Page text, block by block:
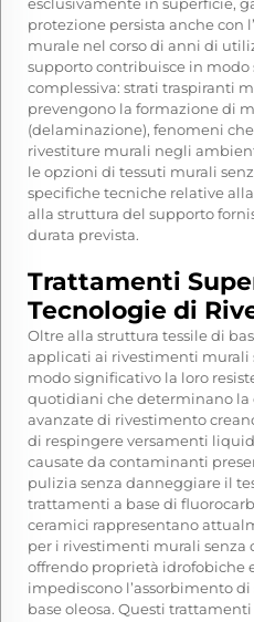
protezione persista anche con
murale nel corso di anni di
supporto contribuisce in
complessiva: strati traspiranti
prevengono la formazione di
(delaminazione), fenomeni
rivestiture murali negli
le opzioni di tessuti murali
specifiche tecniche relative
alla struttura del supporto
durata prevista.
Trattamenti
Tecnologie di
Oltre alla struttura tessile di
applicati ai rivestimenti murali
modo significativo la loro
quotidiani che determinano la
avanzate di rivestimento
di respingere versamenti
causate da contaminanti
pulizia senza danneggiare il
trattamenti a base di
ceramici rappresentano
per i rivestimenti murali senza
offrendo proprietà idrofobiche
impediscono l’assorbimento di
base oleosa. Questi